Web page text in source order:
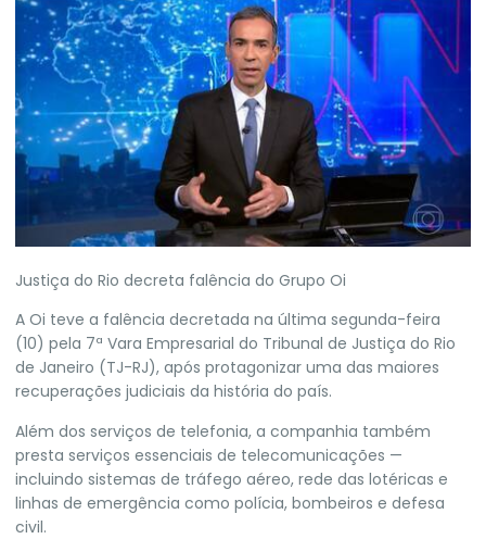
Justiça do Rio decreta falência do Grupo Oi
A Oi teve a falência decretada na última segunda-feira
(10) pela 7ª Vara Empresarial do Tribunal de Justiça do Rio
de Janeiro (TJ-RJ), após protagonizar uma das maiores
recuperações judiciais da história do país.
Além dos serviços de telefonia, a companhia também
presta serviços essenciais de telecomunicações —
incluindo sistemas de tráfego aéreo, rede das lotéricas e
linhas de emergência como polícia, bombeiros e defesa
civil.